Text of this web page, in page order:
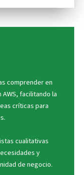
comprender en
facilitando la
críticas para
cualitativas
y
de negocio.